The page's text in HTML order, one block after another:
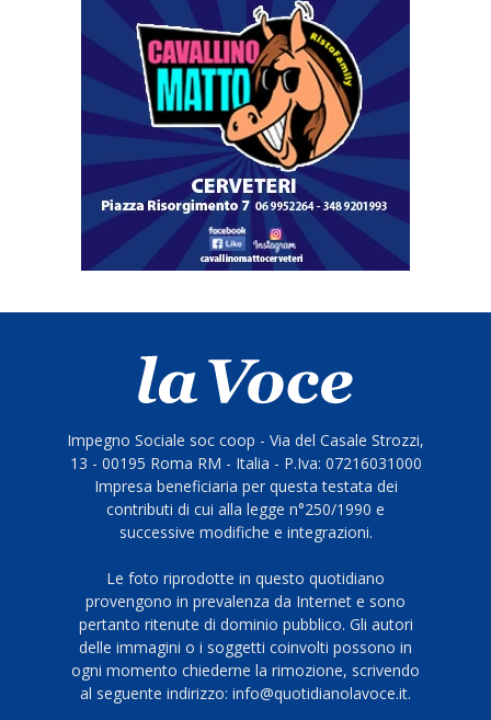
Impegno Sociale soc coop - Via del Casale Strozzi,
13 - 00195 Roma RM - Italia - P.Iva: 07216031000
Impresa beneficiaria per questa testata dei
contributi di cui alla legge n°250/1990 e
successive modifiche e integrazioni.
Le foto riprodotte in questo quotidiano
provengono in prevalenza da Internet e sono
pertanto ritenute di dominio pubblico. Gli autori
delle immagini o i soggetti coinvolti possono in
ogni momento chiederne la rimozione, scrivendo
al seguente indirizzo: info@quotidianolavoce.it.